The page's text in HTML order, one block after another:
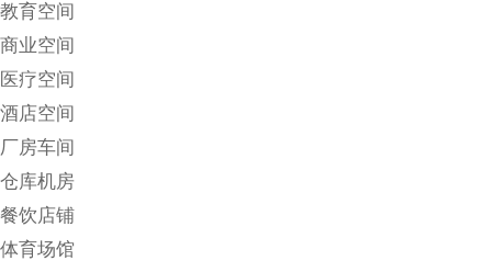
教育空间
商业空间
医疗空间
酒店空间
厂房车间
仓库机房
餐饮店铺
体育场馆